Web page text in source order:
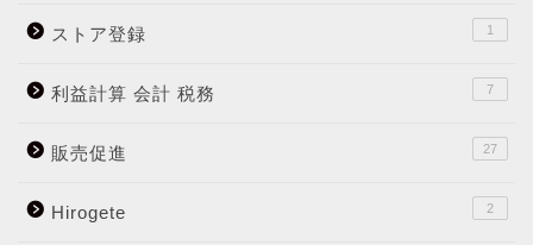
ストア登録 1
利益計算 会計 税務 7
販売促進 27
Hirogete 2